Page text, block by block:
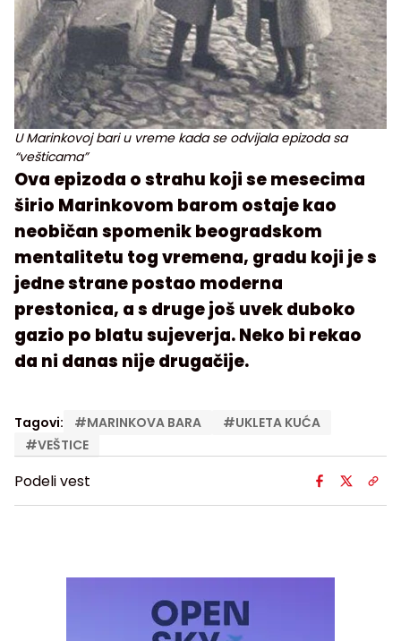
U Marinkovoj bari u vreme kada se odvijala epizoda sa
“vešticama”
Ova epizoda o strahu koji se mesecima
širio Marinkovom barom ostaje kao
neobičan spomenik beogradskom
mentalitetu tog vremena, gradu koji je s
jedne strane postao moderna
prestonica, a s druge još uvek duboko
gazio po blatu sujeverja. Neko bi rekao
da ni danas nije drugačije.
Tagovi: #MARINKOVA BARA #UKLETA KUĆA
#VEŠTICE
Podeli vest